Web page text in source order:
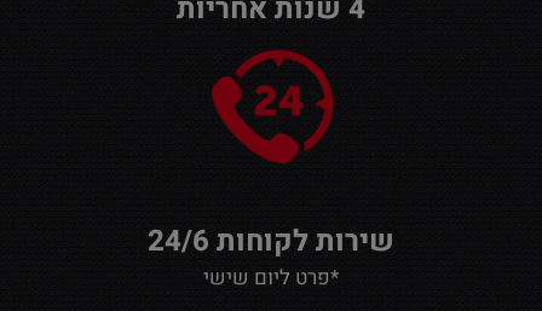
4 שנות אחריות
שירות לקוחות 24/6
*פרט ליום שישי